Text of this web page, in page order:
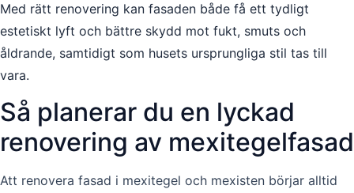
Med rätt renovering kan fasaden både få ett tydligt
estetiskt lyft och bättre skydd mot fukt, smuts och
åldrande, samtidigt som husets ursprungliga stil tas till
vara.
Så planerar du en lyckad
renovering av mexitegelfasad
Att renovera fasad i mexitegel och mexisten börjar alltid